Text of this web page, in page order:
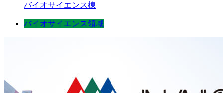
バイオサイエンス棟
バイオサイエンス領域